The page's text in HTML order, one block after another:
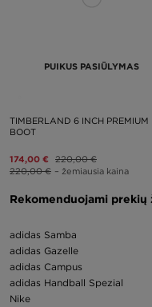
PUIKUS PASIŪLYMAS
TIMBERLAND 6 INCH PREMIUM
BOOT
174,00 € 220,00 €
220,00 € – žemiausia kaina
Rekomenduojami
adidas Samba
adidas Gazelle
adidas Campus
adidas Handball Spezial
Nike